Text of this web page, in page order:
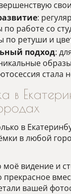
:
по работе со
по ретуши и
подход:
стала
в
в
в любой
моё видение и
прекрасное
вашей